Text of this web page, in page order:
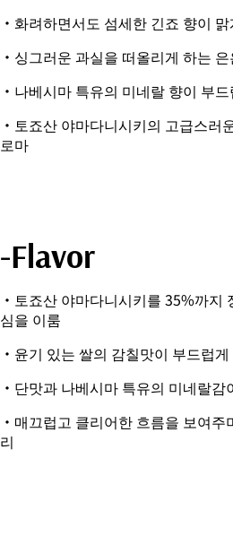
・화려하면서도 섬세한 긴죠 향이
・싱그러운 과실을 떠올리게 하는
・나베시마 특유의 미네랄 향이 부
・토죠산 야마다니시키의 고급스
로마
-Flavor
・토죠산 야마다니시키를 35%까
심을 이룸
・윤기 있는 쌀의 감칠맛이 부드럽
・단맛과 나베시마 특유의 미네랄
・매끄럽고 클리어한 흐름을 보여
리